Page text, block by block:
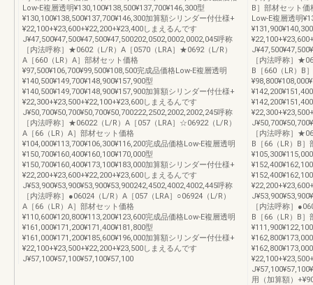
Low-E複層透明¥130,100¥138,500¥137,700¥146,300型
¥130,100¥138,500¥137,700¥146,300加算額シリンダー付仕様+
¥22,100+¥23,600+¥22,200+¥23,400しまえるんです
J¥47,500¥47,500¥47,500¥47,500202,0502,0002,0002,045呼称
［内法呼称］★0602（L/R）A［0570（LRA］★0692（L/R）
A［660（LR）A］部材セット価格
¥97,500¥106,700¥99,500¥108,500完成品価格Low-E複層透明
¥140,500¥149,700¥148,900¥157,900型
¥140,500¥149,700¥148,900¥157,900加算額シリンダー付仕様+
¥22,300+¥23,500+¥22,100+¥23,600しまえるんです
J¥50,700¥50,700¥50,700¥50,700222,2502,2002,2002,245呼称
［内法呼称］★06022（L/R）A［057（LRA］☆06922（L/R）
A［66（LR）A］部材セット価格
¥104,000¥113,700¥106,300¥116,200完成品価格Low-E複層透明
¥150,700¥160,400¥160,100¥170,000型
¥150,700¥160,400¥173,100¥183,000加算額シリンダー付仕様+
¥22,200+¥23,600+¥22,200+¥23,600しまえるんです
J¥53,900¥53,900¥53,900¥53,900242,4502,4002,4002,445呼称
［内法呼称］●06024（L/R）A［057（LRA］○06924（L/R）
A［66（LR）A］部材セット価格
¥110,600¥120,800¥113,200¥123,600完成品価格Low-E複層透明
¥161,000¥171,200¥171,400¥181,800型
¥161,000¥171,200¥185,600¥196,000加算額シリンダー付仕様+
¥22,100+¥23,500+¥22,200+¥23,500しまえるんです
J¥57,100¥57,100¥57,100¥57,100
B］部材セット価
Low-E複層透明
［内法呼称］
B［660（LR）B
［内法呼称］
B［66（LR）B］
［内法呼称］
B［66（LR）B］
用（加算額）